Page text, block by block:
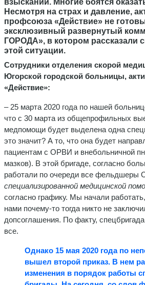
Несмотря на страх и давление,
профсоюза «Действие» не
эксклюзивный развернутый
ГОРОДА», в котором рассказали
этой ситуации.
Сотрудники отделения скорой
Югорской городской больницы,
«Действие»:
– 25 марта 2020 года по нашей
что с 30 марта из общепрофильных
медпомощи будет выделена одна
это значит? А то, что она будет
пациентам с ОРВИ и внебольничной
мазков). В этой бригаде, согласно
работали по очереди все
специализированной медицинской
согласно графику. Мы начали
нами почему-то тогда никто не
допсоглашения. По факту,
все.
Однако 15 мая 2020 года по
вышел второй приказ. В нем
изменения в порядок работы